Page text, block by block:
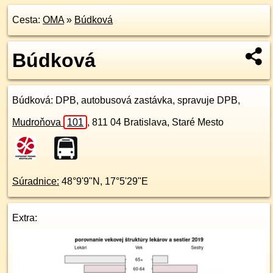
Cesta: OMA» Búdková
Búdková
Búdková: DPB, autobusová zastávka, spravuje DPB,
Mudroňova 101 , 811 04 Bratislava, Staré Mesto
Súradnice: 48°9'9"N , 17°5'29"E
Extra: